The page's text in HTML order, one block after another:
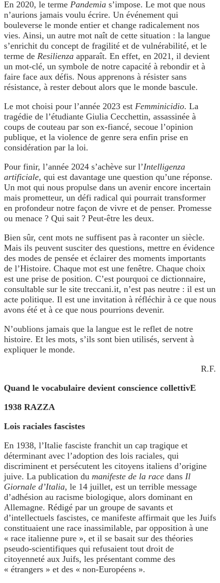
En 2020, le terme Pandemia s’impose. Le mot que nous
n’aurions jamais voulu écrire. Un événement qui
bouleverse le monde entier et change radicalement nos
vies. Ainsi, un autre mot naît de cette situation : la langue
s’enrichit du concept de fragilité et de vulnérabilité, et le
terme de Resilienza apparaît. En effet, en 2021, il devient
un mot-clé, un symbole de notre capacité à rebondir et à
faire face aux défis. Nous apprenons à résister sans
résistance, à rester debout alors que le monde bascule.
Le mot choisi pour l’année 2023 est Femminicidio. La
tragédie de l’étudiante Giulia Cecchettin, assassinée à
coups de couteau par son ex-fiancé, secoue l’opinion
publique, et la violence de genre sera enfin prise en
considération par la loi.
Pour finir, l’année 2024 s’achève sur l’Intelligenza
artificiale, qui est davantage une question qu’une réponse.
Un mot qui nous propulse dans un avenir encore incertain
mais prometteur, un défi radical qui pourrait transformer
en profondeur notre façon de vivre et de penser. Promesse
ou menace ? Qui sait ? Peut-être les deux.
Bien sûr, cent mots ne suffisent pas à raconter un siècle.
Mais ils peuvent susciter des questions, mettre en évidence
des modes de pensée et éclairer des moments importants
de l’Histoire. Chaque mot est une fenêtre. Chaque choix
est une prise de position. C’est pourquoi ce dictionnaire,
consultable sur le site treccani.it, n’est pas neutre : il est un
acte politique. Il est une invitation à réfléchir à ce que nous
avons été et à ce que nous pourrions devenir.
N’oublions jamais que la langue est le reflet de notre
histoire. Et les mots, s’ils sont bien utilisés, servent à
expliquer le monde.
R.F.
Quand le vocabulaire devient conscience collettivE
1938 RAZZA
Lois raciales fascistes
En 1938, l’Italie fasciste franchit un cap tragique et
déterminant avec l’adoption des lois raciales, qui
discriminent et persécutent les citoyens italiens d’origine
juive. La publication du manifeste de la race dans Il
Giornale d’Italia, le 14 juillet, est un terrible message
d’adhésion au racisme biologique, alors dominant en
Allemagne. Rédigé par un groupe de savants et
d’intellectuels fascistes, ce manifeste affirmait que les Juifs
constituaient une race inassimilable, par opposition à une
« race italienne pure », et il se basait sur des théories
pseudo-scientifiques qui refusaient tout droit de
citoyenneté aux Juifs, les présentant comme des
« étrangers » et des « non-Européens ».